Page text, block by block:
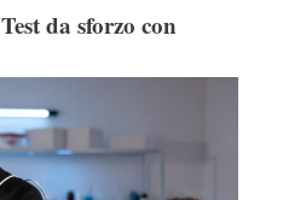
da sforzo con